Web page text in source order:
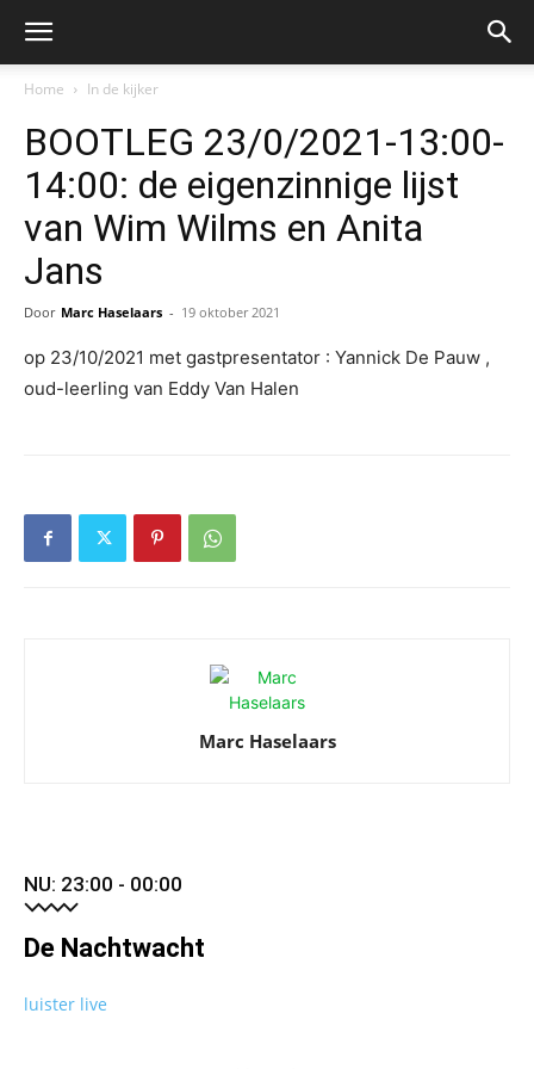
Home In de kijker
BOOTLEG 23/0/2021-13:00-
14:00: de eigenzinnige lijst
van Wim Wilms en Anita
Jans
Door Marc Haselaars - 19 oktober 2021
op 23/10/2021 met gastpresentator : Yannick De Pauw ,
oud-leerling van Eddy Van Halen
Marc Haselaars
NU: 23:00 - 00:00
De Nachtwacht
luister live